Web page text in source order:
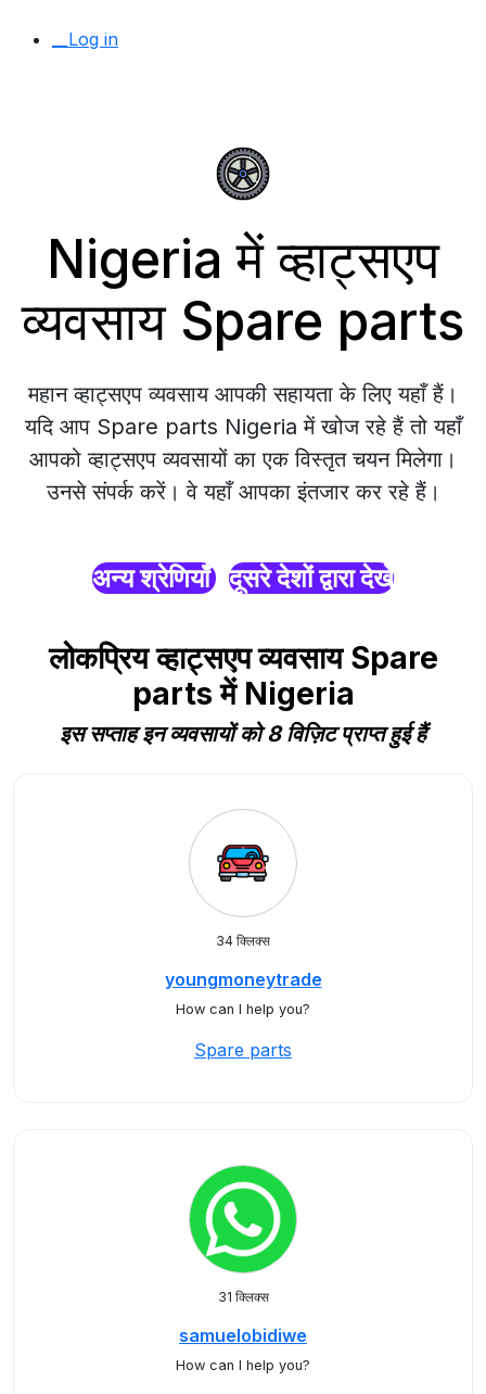
__Log in
Nigeria में व्हाट्सएप
व्यवसाय Spare parts
महान व्हाट्सएप व्यवसाय आपकी सहायता के लिए यहाँ हैं।
यदि आप Spare parts Nigeria में खोज रहे हैं तो यहाँ
आपको व्हाट्सएप व्यवसायों का एक विस्तृत चयन मिलेगा।
उनसे संपर्क करें। वे यहाँ आपका इंतजार कर रहे हैं।
अन्य श्रेणियाँ दूसरे देशों द्वारा देखें
लोकप्रिय व्हाट्सएप व्यवसाय Spare
parts में Nigeria
इस सप्ताह इन व्यवसायों को 8 विज़िट प्राप्त हुई हैं
34 क्लिक्स
youngmoneytrade
How can I help you?
Spare parts
31 क्लिक्स
samuelobidiwe
How can I help you?